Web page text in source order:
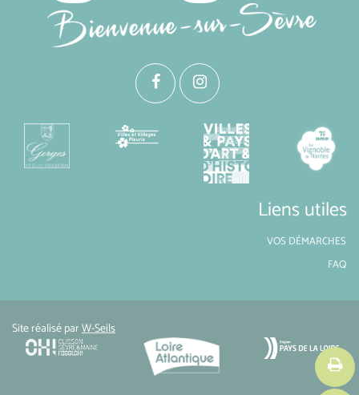
Liens utiles
VOS DÉMARCHES
FAQ
Site réalisé parW-Seils